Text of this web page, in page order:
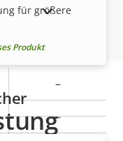
Eigentumswert
–
–
für größere
Produkt